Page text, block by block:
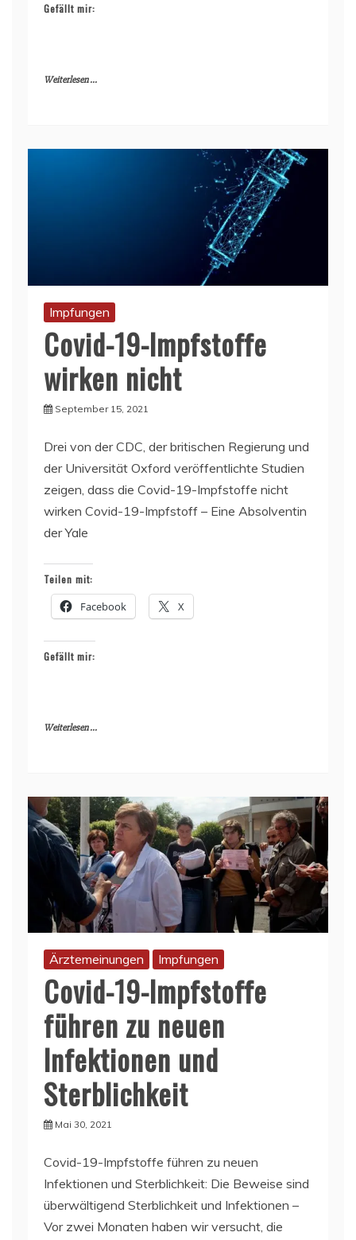
Gefällt mir:
Weiterlesen ...
Impfungen
Covid-19-Impfstoffe
wirken nicht
September 15, 2021
Drei von der CDC, der britischen Regierung und
der Universität Oxford veröffentlichte Studien
zeigen, dass die Covid-19-Impfstoffe nicht
wirken Covid-19-Impfstoff – Eine Absolventin
der Yale
Teilen mit:
Facebook X
Gefällt mir:
Weiterlesen ...
Ärztemeinungen Impfungen
Covid-19-Impfstoffe
führen zu neuen
Infektionen und
Sterblichkeit
Mai 30, 2021
Covid-19-Impfstoffe führen zu neuen
Infektionen und Sterblichkeit: Die Beweise sind
überwältigend Sterblichkeit und Infektionen –
Vor zwei Monaten haben wir versucht, die